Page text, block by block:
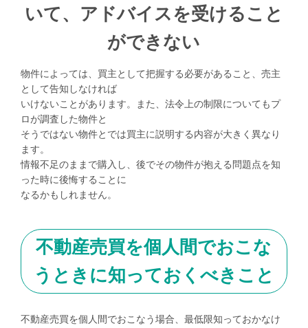
いて、アドバイスを受けること
ができない
物件によっては、買主として把握する必要があること、売主
として告知しなければ
いけないことがあります。また、法令上の制限についてもプ
ロが調査した物件と
そうではない物件とでは買主に説明する内容が大きく異なり
ます。
情報不足のままで購入し、後でその物件が抱える問題点を知
った時に後悔することに
なるかもしれません。
不動産売買を個人間でおこな
うときに知っておくべきこと
不動産売買を個人間でおこなう場合、最低限知っておかなけ